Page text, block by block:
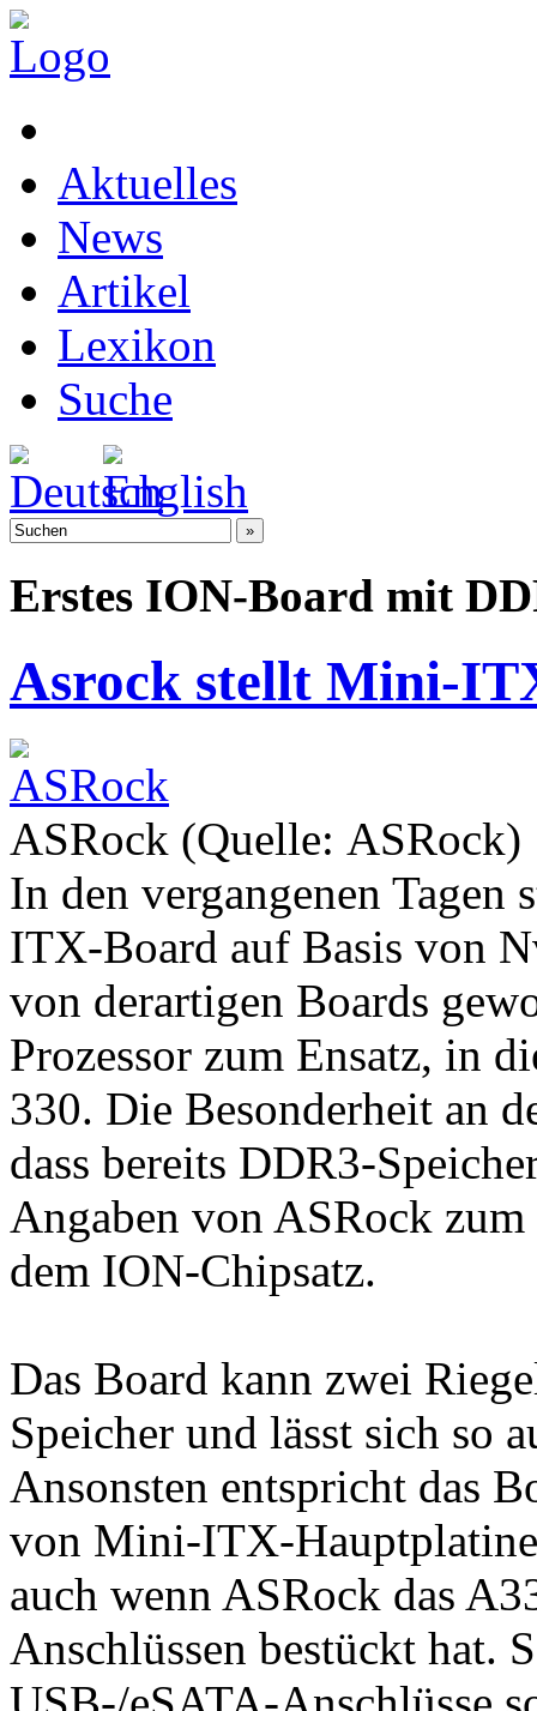
Aktuelles
News
Artikel
Lexikon
Suche
Erstes ION-Board mit
Asrock stellt Mini-
ASRock (Quelle: ASRock)
In den vergangenen
ITX-Board auf Basis von
von derartigen Boards
Prozessor zum Ensatz, in
330. Die Besonderheit an
dass bereits DDR3-
Angaben von ASRock
dem ION-Chipsatz.
Das Board kann zwei
Speicher und lässt sich so
Ansonsten entspricht das
von Mini-ITX-
auch wenn ASRock das
Anschlüssen bestückt hat.